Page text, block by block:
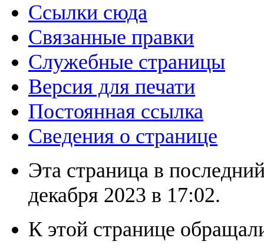
Ссылки сюда
Связанные правки
Служебные страницы
Версия для печати
Постоянная ссылка
Сведения о странице
Эта страница в
декабря 2023 в 17:02.
К этой странице